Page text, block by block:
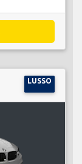
LUSSO